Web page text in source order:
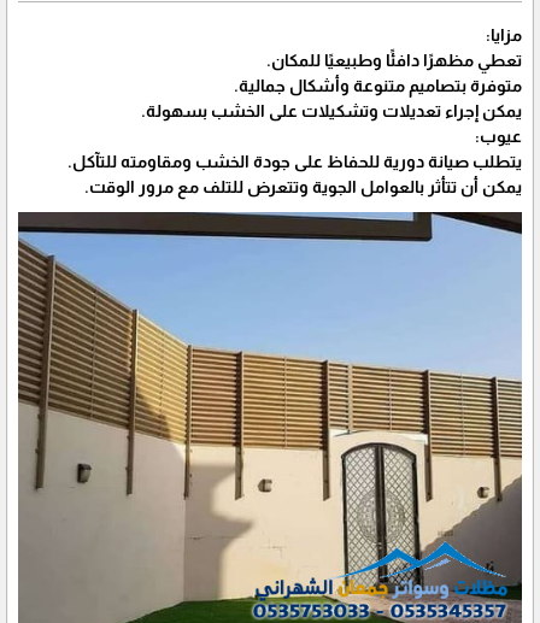
مزايا:
تعطي مظهرًا دافئًا وطبيعيًا للمكان.
متوفرة بتصاميم متنوعة وأشكال جمالية.
يمكن إجراء تعديلات وتشكيلات على الخشب بسهولة.
عيوب:
يتطلب صيانة دورية للحفاظ على جودة الخشب ومقاومته للتآكل.
يمكن أن تتأثر بالعوامل الجوية وتتعرض للتلف مع مرور الوقت.